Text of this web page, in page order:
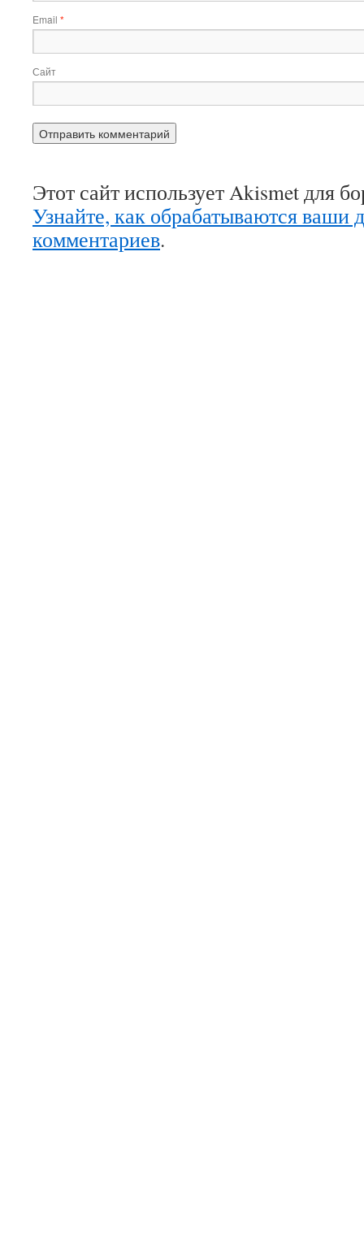
Email *
Сайт
Этот сайт использует Akismet для
Узнайте, как обрабатываются ваши
комментариев.